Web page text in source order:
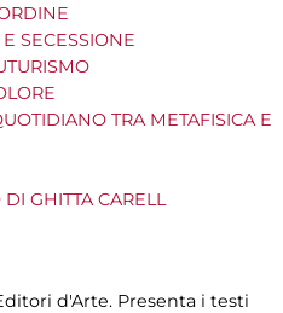
SECESSIONE
TRA METAFISICA E
GHITTA CARELL
d'Arte. Presenta i testi